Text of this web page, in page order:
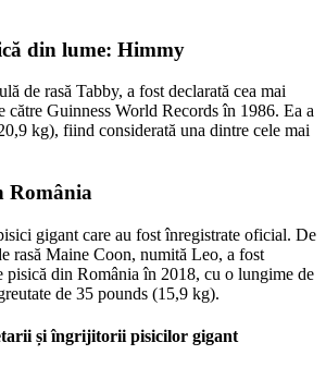
din lume: Himmy
de rasă Tabby, a fost declarată cea mai
către Guinness World Records în 1986. Ea a
kg), fiind considerată una dintre cele mai
România
gigant care au fost înregistrate oficial. De
rasă Maine Coon, numită Leo, a fost
pisică din România în 2018, cu o lungime de
de 35 pounds (15,9 kg).
și îngrijitorii pisicilor gigant